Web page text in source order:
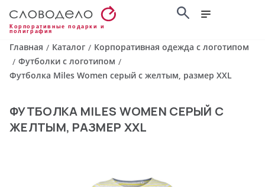
Корпоративные подарки и
полиграфия
Главная / Каталог / Корпоративная одежда с логотипом
/ Футболки с логотипом /
Футболка Miles Women серый с желтым, размер XXL
ФУТБОЛКА MILES WOMEN СЕРЫЙ С
ЖЕЛТЫМ, РАЗМЕР XXL